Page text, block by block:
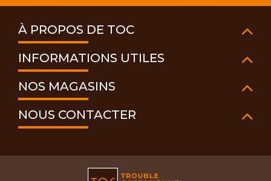
À PROPOS DE TOC
INFORMATIONS UTILES
NOS MAGASINS
NOUS CONTACTER